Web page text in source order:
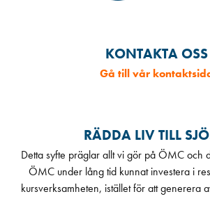
KONTAKTA OSS
Gå till vår
RÄDDA LIV TILL
Detta syfte präglar allt vi gör på ÖMC och
ÖMC under lång tid kunnat investera i
kursverksamheten, istället för att generera